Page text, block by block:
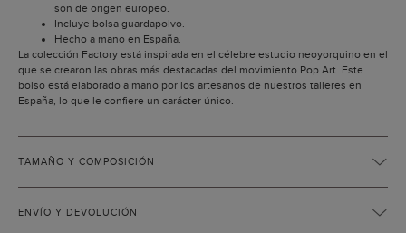
son de origen europeo.
Incluye bolsa guardapolvo.
Hecho a mano en España.
La colección Factory está inspirada en el célebre estudio neoyorquino en el
que se crearon las obras más destacadas del movimiento Pop Art. Este
bolso está elaborado a mano por los artesanos de nuestros talleres en
España, lo que le confiere un carácter único.
TAMAÑO Y COMPOSICIÓN
ENVÍO Y DEVOLUCIÓN